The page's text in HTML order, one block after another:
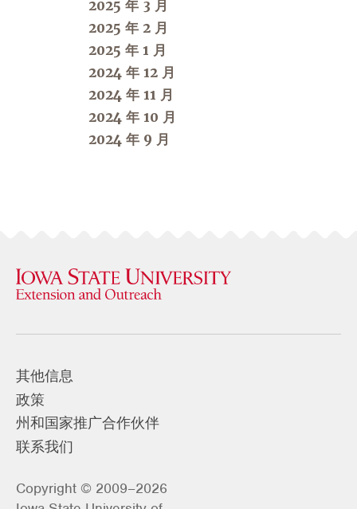
2025 年 3 月
2025 年 2 月
2025 年 1 月
2024 年 12 月
2024 年 11 月
2024 年 10 月
2024 年 9 月
其他信息
政策
州和国家推广合作伙伴
联系我们
Copyright © 2009–2026